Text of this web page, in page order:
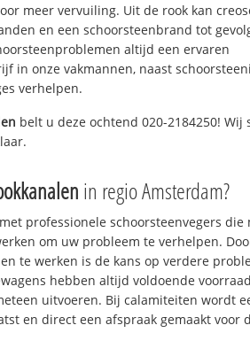
meer vervuiling. Uit de rook kan
en een schoorsteenbrand tot
altijd een ervaren
in onze vakmannen, naast
verhelpen.
belt u deze ochtend 020-2184250! Wij
in regio Amsterdam?
professionele schoorsteenvegers die
om uw probleem te verhelpen.
te werken is de kans op verdere
hebben altijd voldoende
uitvoeren. Bij calamiteiten wordt
en direct een afspraak gemaakt voor